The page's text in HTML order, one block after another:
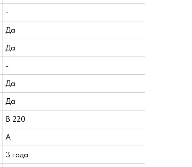
-
Да
Да
-
Да
Да
В 220
A
3 года